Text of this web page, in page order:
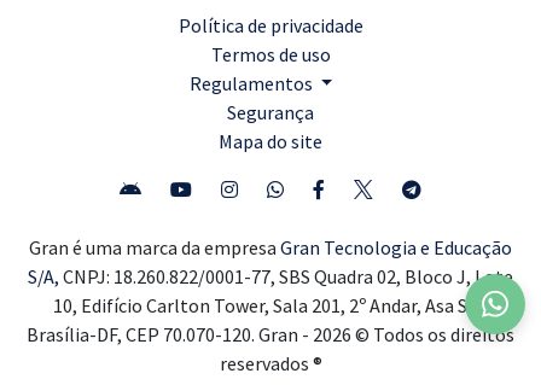
Política de privacidade
Termos de uso
Regulamentos
Segurança
Mapa do site
Gran é uma marca da empresa Gran Tecnologia e Educação
S/A, CNPJ: 18.260.822/0001-77, SBS Quadra 02, Bloco J, Lote
10, Edifício Carlton Tower, Sala 201, 2º Andar, Asa Sul,
Brasília-DF, CEP 70.070-120. Gran - 2026 © Todos os direitos
reservados ®